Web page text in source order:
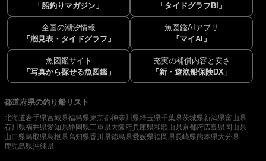
「船釣りマガジン」
「タイドグラフBI」
全国の潮汐情報
「潮見表・タイドグラフ」
魚図鑑AIアプリ
「マイAI」
魚図鑑サイト
「写真から探せる魚図鑑」
充実の補償内容と安さ
「新・遊漁船保険DX」
都道府県の釣り船リスト
北海道岩手県宮城県福島県東京都神奈川県埼玉県千葉県茨城県新潟県富山県
石川県福井県愛知県静岡県三重県大阪府兵庫県和歌山県京都府広島県岡山県
山口県鳥取県島根県高知県香川県徳島県愛媛県福岡県長崎県熊本県大分県
鹿児島県沖縄県